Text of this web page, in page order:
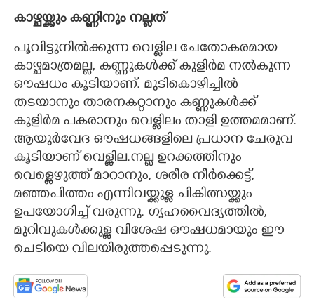
കാഴ്ചയ്ക്കും കണ്ണിനും നല്ലത്
പൂവിട്ടുനിൽക്കുന്ന വെള്ളില ചേതോകരമായ
കാഴ്ചമാത്രമല്ല, കണ്ണുകൾക്ക് കുളിർമ നൽകുന്ന
ഔഷധം കൂടിയാണ്. മുടികൊഴിച്ചിൽ
തടയാനും താരനകറ്റാനും കണ്ണുകൾക്ക്
കുളിർമ പകരാനും വെള്ളിലം താളി ഉത്തമമാണ്.
ആയുർവേദ ഔഷധങ്ങളിലെ പ്രധാന ചേരുവ
കൂടിയാണ് വെള്ളില.നല്ല ഉറക്കത്തിനും
വെള്ളെഴുത്ത് മാറാനും, ശരീര നീർക്കെട്ട്,
മഞ്ഞപിത്തം എന്നിവയ്ക്കുള്ള ചികിത്സയ്ക്കും
ഉപയോഗിച്ച് വരുന്നു. ഗൃഹവൈദ്യത്തിൽ,
മുറിവുകൾക്കുള്ള വിശേഷ ഔഷധമായും ഈ
ചെടിയെ വിലയിരുത്തപ്പെടുന്നു.